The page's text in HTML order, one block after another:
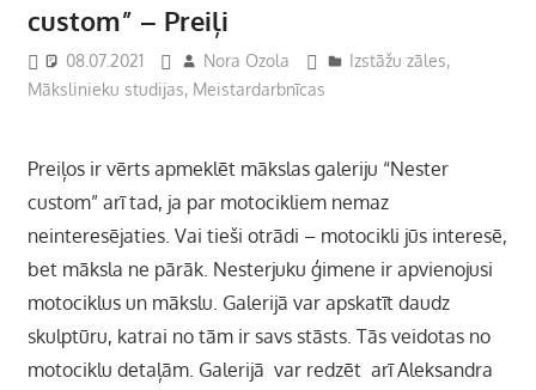
custom” – Preiļi
08.07.2021 Nora Ozola Izstāžu zāles,
Mākslinieku studijas, Meistardarbnīcas
Preiļos ir vērts apmeklēt mākslas galeriju “Nester
custom” arī tad, ja par motocikliem nemaz
neinteresējaties. Vai tieši otrādi – motocikli jūs interesē,
bet māksla ne pārāk. Nesterjuku ģimene ir apvienojusi
motociklus un mākslu. Galerijā var apskatīt daudz
skulptūru, katrai no tām ir savs stāsts. Tās veidotas no
motociklu detaļām. Galerijā var redzēt arī Aleksandra